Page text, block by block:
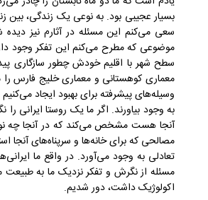
بسیار عجیبی بود. به نوعی یک زندگی،
سعی می‌کنم این مسئله در آثارم نیز
موضوعی که مطرح می‌کنم این تفکر وجود
سطح شهر با اقلیم خودش چطور سازگاری
معماری کوهستانی و معماری خلیج فارس‌ را
وسیله‌های پیشرفته برای بهبود ایجاد
به وجود بیاورند. اگر ما یک روستا ایرانی
آنجا هست مشخص می‌کند که در آنجا چه
مصالحی که برای خانه‌ها و سرپناه‌های
تعادلی به وجود می‌آورد. در واقع ما
مسئله از نگرش و تفکر نزدیک ما به
اکولوژیک داشت، دور شدیم.